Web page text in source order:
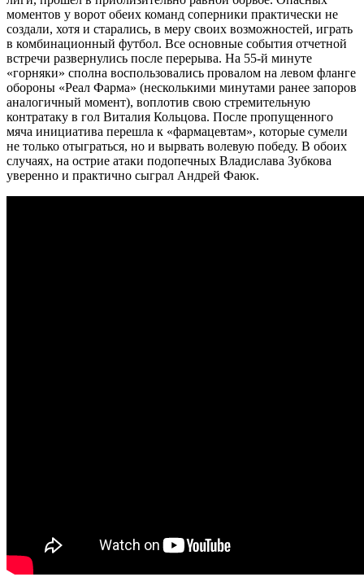
моментов у ворот обеих команд соперники практически не
создали, хотя и старались, в меру своих возможностей, играть
в комбинационный футбол. Все основные события отчетной
встречи развернулись после перерыва. На 55-й минуте
«горняки» сполна воспользовались провалом на левом фланге
обороны «Реал Фарма» (несколькими минутами ранее запоров
аналогичный момент), воплотив свою стремительную
контратаку в гол Виталия Кольцова. После пропущенного
мяча инициатива перешла к «фармацевтам», которые сумели
не только отыграться, но и вырвать волевую победу. В обоих
случаях, на острие атаки подопечных Владислава Зубкова
уверенно и практично сыграл Андрей Фаюк.